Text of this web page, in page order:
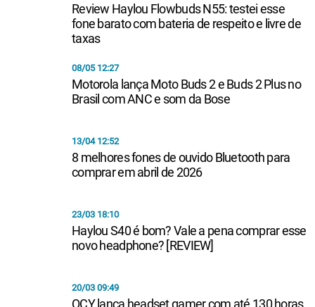
Review Haylou Flowbuds N55: testei esse
fone barato com bateria de respeito e livre de
taxas
08/05 12:27
Motorola lança Moto Buds 2 e Buds 2 Plus no
Brasil com ANC e som da Bose
13/04 12:52
8 melhores fones de ouvido Bluetooth para
comprar em abril de 2026
23/03 18:10
Haylou S40 é bom? Vale a pena comprar esse
novo headphone? [REVIEW]
20/03 09:49
QCY lança headset gamer com até 130 horas